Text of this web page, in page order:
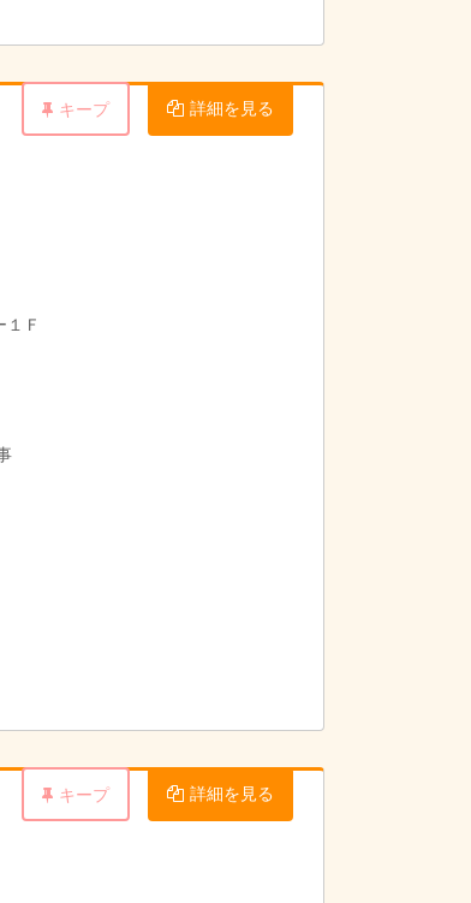
キープ 詳細を見る
Ｆ
キープ 詳細を見る